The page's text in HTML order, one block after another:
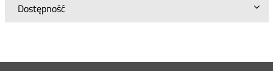
Dostępność